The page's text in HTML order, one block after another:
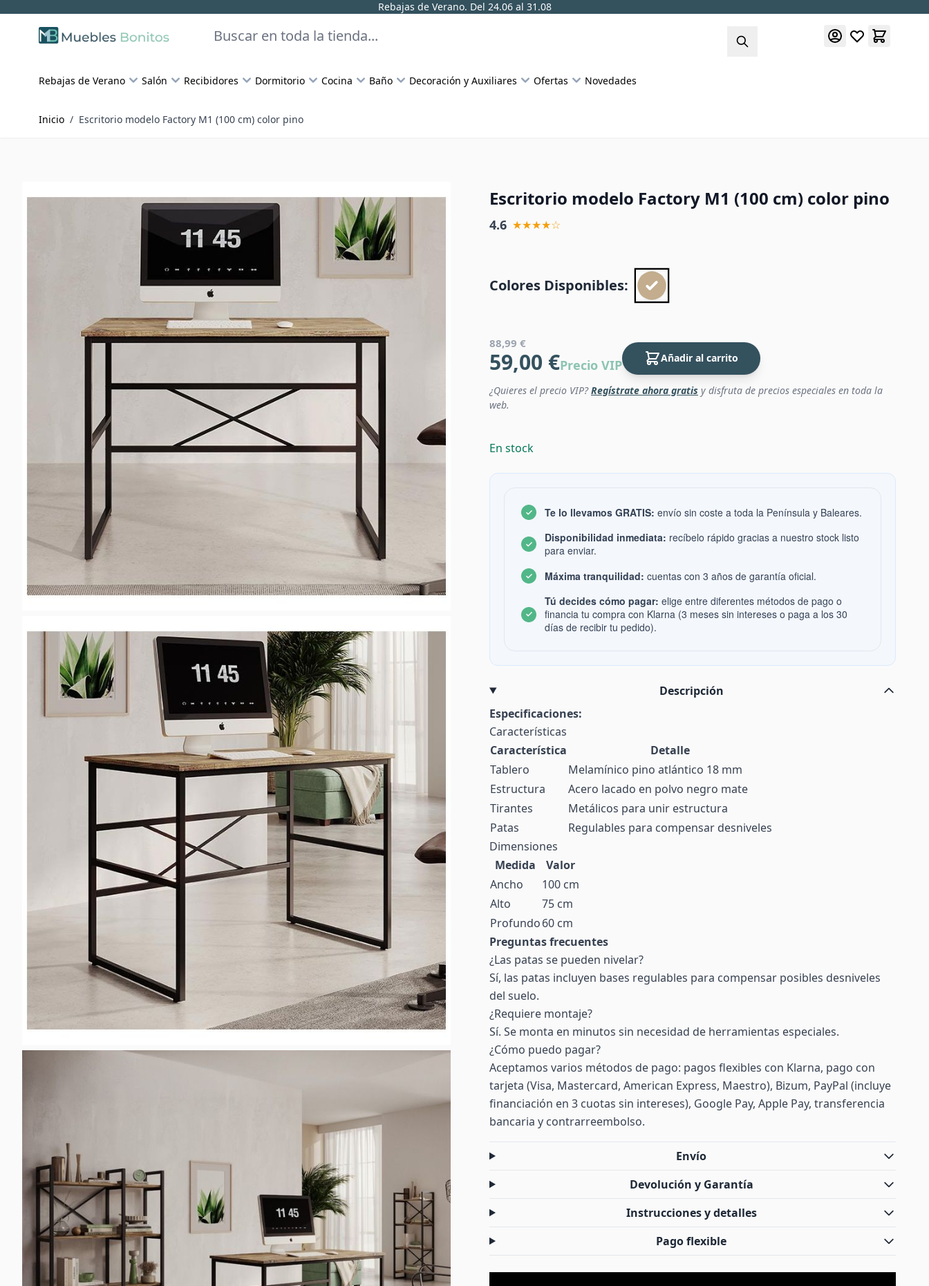
Rebajas de Verano. Del 24.06 al 31.08
Skip to Content
Buscar
Rebajas de Verano Salón Recibidores Dormitorio Cocina Baño Decoración y Auxiliares Ofertas Novedades
Inicio / Escritorio modelo Factory M1 (100 cm) color pino
Escritorio modelo Factory M1 (100 cm) color pino
4.6 ★★★★☆
Colores Disponibles:
88,99 €
59,00 €Precio VIP Añadir al carrito
¿Quieres el precio VIP?Regístrate ahora gratis y disfruta de precios especiales en toda la
web.
En stock
Te lo llevamos GRATIS: envío sin coste a toda la Península y Baleares.
Disponibilidad inmediata: recíbelo rápido gracias a nuestro stock listo
para enviar.
Máxima tranquilidad: cuentas con 3 años de garantía oficial.
Tú decides cómo pagar: elige entre diferentes métodos de pago o
financia tu compra con Klarna (3 meses sin intereses o paga a los 30
días de recibir tu pedido).
Descripción
Especificaciones:
Características
Característica
Detalle
Tablero
Melamínico pino atlántico 18 mm
Estructura
Acero lacado en polvo negro mate
Tirantes
Metálicos para unir estructura
Patas
Regulables para compensar desniveles
Dimensiones
Medida
Valor
Ancho
100 cm
Alto
75 cm
Profundo60 cm
Preguntas frecuentes
¿Las patas se pueden nivelar?
Sí, las patas incluyen bases regulables para compensar posibles desniveles
del suelo.
¿Requiere montaje?
Sí. Se monta en minutos sin necesidad de herramientas especiales.
¿Cómo puedo pagar?
Aceptamos varios métodos de pago: pagos flexibles con Klarna, pago con
tarjeta (Visa, Mastercard, American Express, Maestro), Bizum, PayPal (incluye
financiación en 3 cuotas sin intereses), Google Pay, Apple Pay, transferencia
bancaria y contrarreembolso.
Envío
Devolución y Garantía
Instrucciones y detalles
Pago flexible